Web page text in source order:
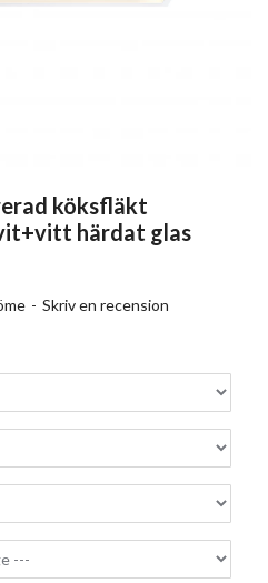
köksfläkt
härdat glas
- Skriv en recension